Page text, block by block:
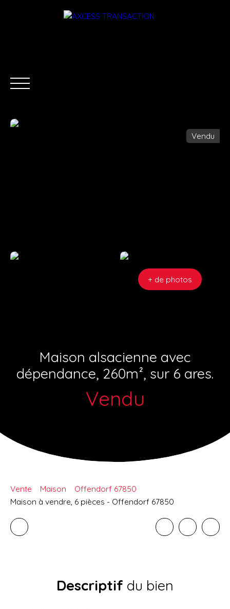
Vendu
+ de photos
Maison alsacienne avec
dépendance, 260m², sur 6 ares.
Vendu
Vente Maison
Offendorf 67850
Maison à vendre, 6 pièces - Offendorf 67850
Descriptif du bien